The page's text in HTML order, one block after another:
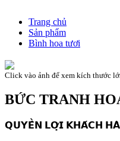
Trang chủ
Sản phẩm
Bình hoa tươi
Click vào ảnh để xem kích thước
BỨC TRANH
𝗤𝗨𝗬𝗘̂̀𝗡 𝗟𝗢̛̣𝗜 𝗞𝗛𝗔́𝗖𝗛